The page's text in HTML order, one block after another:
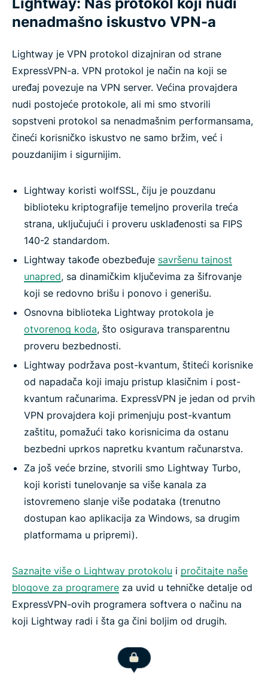
nenadmašno iskustvo VPN-a
Lightway je VPN protokol dizajniran od strane
ExpressVPN-a. VPN protokol je način na koji se
uređaj povezuje na VPN server. Većina provajdera
nudi postojeće protokole, ali mi smo stvorili
sopstveni protokol sa nenadmašnim performansama,
čineći korisničko iskustvo ne samo bržim, već i
pouzdanijim i sigurnijim.
Lightway koristi wolfSSL, čiju je pouzdanu
biblioteku kriptografije temeljno proverila treća
strana, uključujući i proveru usklađenosti sa FIPS
140-2 standardom.
Lightway takođe obezbeđuje savršenu tajnost
unapred, sa dinamičkim ključevima za šifrovanje
koji se redovno brišu i ponovo i generišu.
Osnovna biblioteka Lightway protokola je
otvorenog koda, što osigurava transparentnu
proveru bezbednosti.
Lightway podržava post-kvantum, štiteći korisnike
od napadača koji imaju pristup klasičnim i post-
kvantum računarima. ExpressVPN je jedan od prvih
VPN provajdera koji primenjuju post-kvantum
zaštitu, pomažući tako korisnicima da ostanu
bezbedni uprkos napretku kvantum računarstva.
Za još veće brzine, stvorili smo Lightway Turbo,
koji koristi tunelovanje sa više kanala za
istovremeno slanje više podataka (trenutno
dostupan kao aplikacija za Windows, sa drugim
platformama u pripremi).
Saznajte više o Lightway protokolu i pročitajte naše
blogove za programere za uvid u tehničke detalje od
ExpressVPN-ovih programera softvera o načinu na
koji Lightway radi i šta ga čini boljim od drugih.